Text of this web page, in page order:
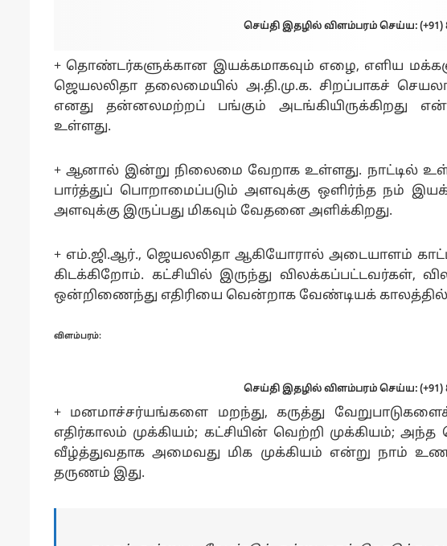
செய்தி இதழில் விளம்பரம் செய்ய: (+91)
+ தொண்டர்களுக்கான இயக்கமாகவும் எழை, எளிய
ஜெயலலிதா தலைமையில் அ.தி.மு.க. சிறப்பாகச்
எனது தன்னலமற்றப் பங்கும் அடங்கியிருக்கிறது
உள்ளது.
+ ஆனால் இன்று நிலைமை வேறாக உள்ளது. நாட்டில்
பார்த்துப் பொறாமைப்படும் அளவுக்கு ஒளிர்ந்த நம்
அளவுக்கு இருப்பது மிகவும் வேதனை அளிக்கிறது.
+ எம்.ஜி.ஆர்., ஜெயலலிதா ஆகியோரால் அடையாளம்
கிடக்கிறோம். கட்சியில் இருந்து விலக்கப்பட்டவர்கள்,
ஒன்றிணைந்து எதிரியை வென்றாக வேண்டியக்
விளம்பரம்:
செய்தி இதழில் விளம்பரம் செய்ய: (+91)
+ மனமாச்சர்யங்களை மறந்து, கருத்து வேறுபாடுகளைக்
எதிர்காலம் முக்கியம்; கட்சியின் வெற்றி முக்கியம்;
வீழ்த்துவதாக அமைவது மிக முக்கியம் என்று நாம்
தருணம் இது.